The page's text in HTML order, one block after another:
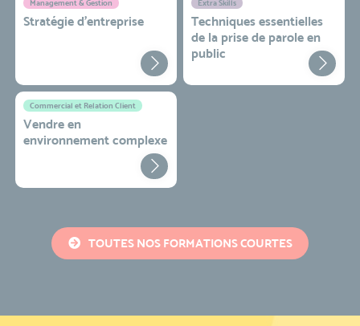
Management & Gestion
Stratégie d’entreprise
Extra Skills
Techniques essentielles
de la prise de parole en
public
Commercial et Relation Client
Vendre en
environnement complexe
TOUTES NOS FORMATIONS COURTES